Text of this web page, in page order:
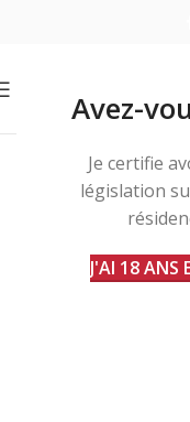
Avez-
Je certifie
législation
J'AI 18 ANS